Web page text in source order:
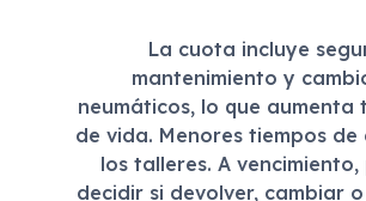
La cuota incluye
mantenimiento y
neumáticos, lo que aumenta
de vida. Menores tiempos de
los talleres. A
decidir si devolver, cambiar